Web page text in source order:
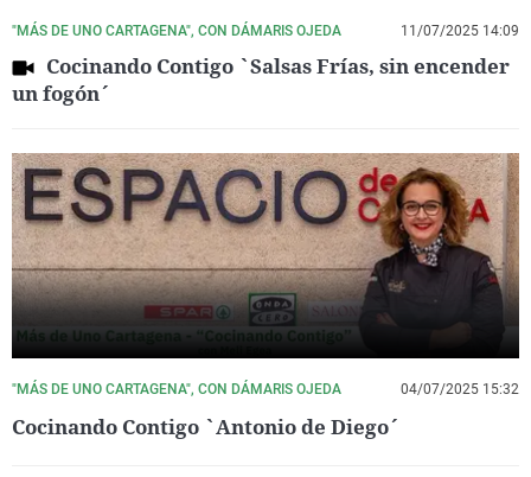
"MÁS DE UNO CARTAGENA", CON DÁMARIS OJEDA 11/07/2025 14:09
Cocinando Contigo `Salsas Frías, sin encender
un fogón´
"MÁS DE UNO CARTAGENA", CON DÁMARIS OJEDA 04/07/2025 15:32
Cocinando Contigo `Antonio de Diego´